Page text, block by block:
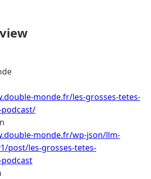
monde.fr/les-grosses-tetes-
monde.fr/wp-json/llm-
post/les-grosses-tetes-